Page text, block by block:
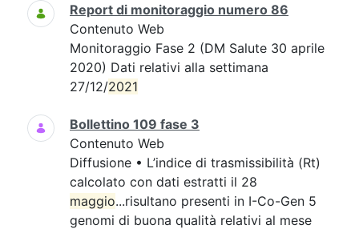
Report di monitoraggio numero 86
Contenuto Web
Monitoraggio Fase 2 (DM Salute 30 aprile
2020) Dati relativi alla settimana
27/12/2021
Bollettino 109 fase 3
Contenuto Web
Diffusione • L’indice di trasmissibilità (Rt)
calcolato con dati estratti il 28
maggio...risultano presenti in I-Co-Gen 5
genomi di buona qualità relativi al mese